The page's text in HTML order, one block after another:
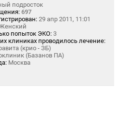
подросток
697
29 апр 2011, 11:01
попыток ЭКО: 3
клиниках проводилось лечение:
(крио - ЗБ)
(Базанов ПА)
Москва